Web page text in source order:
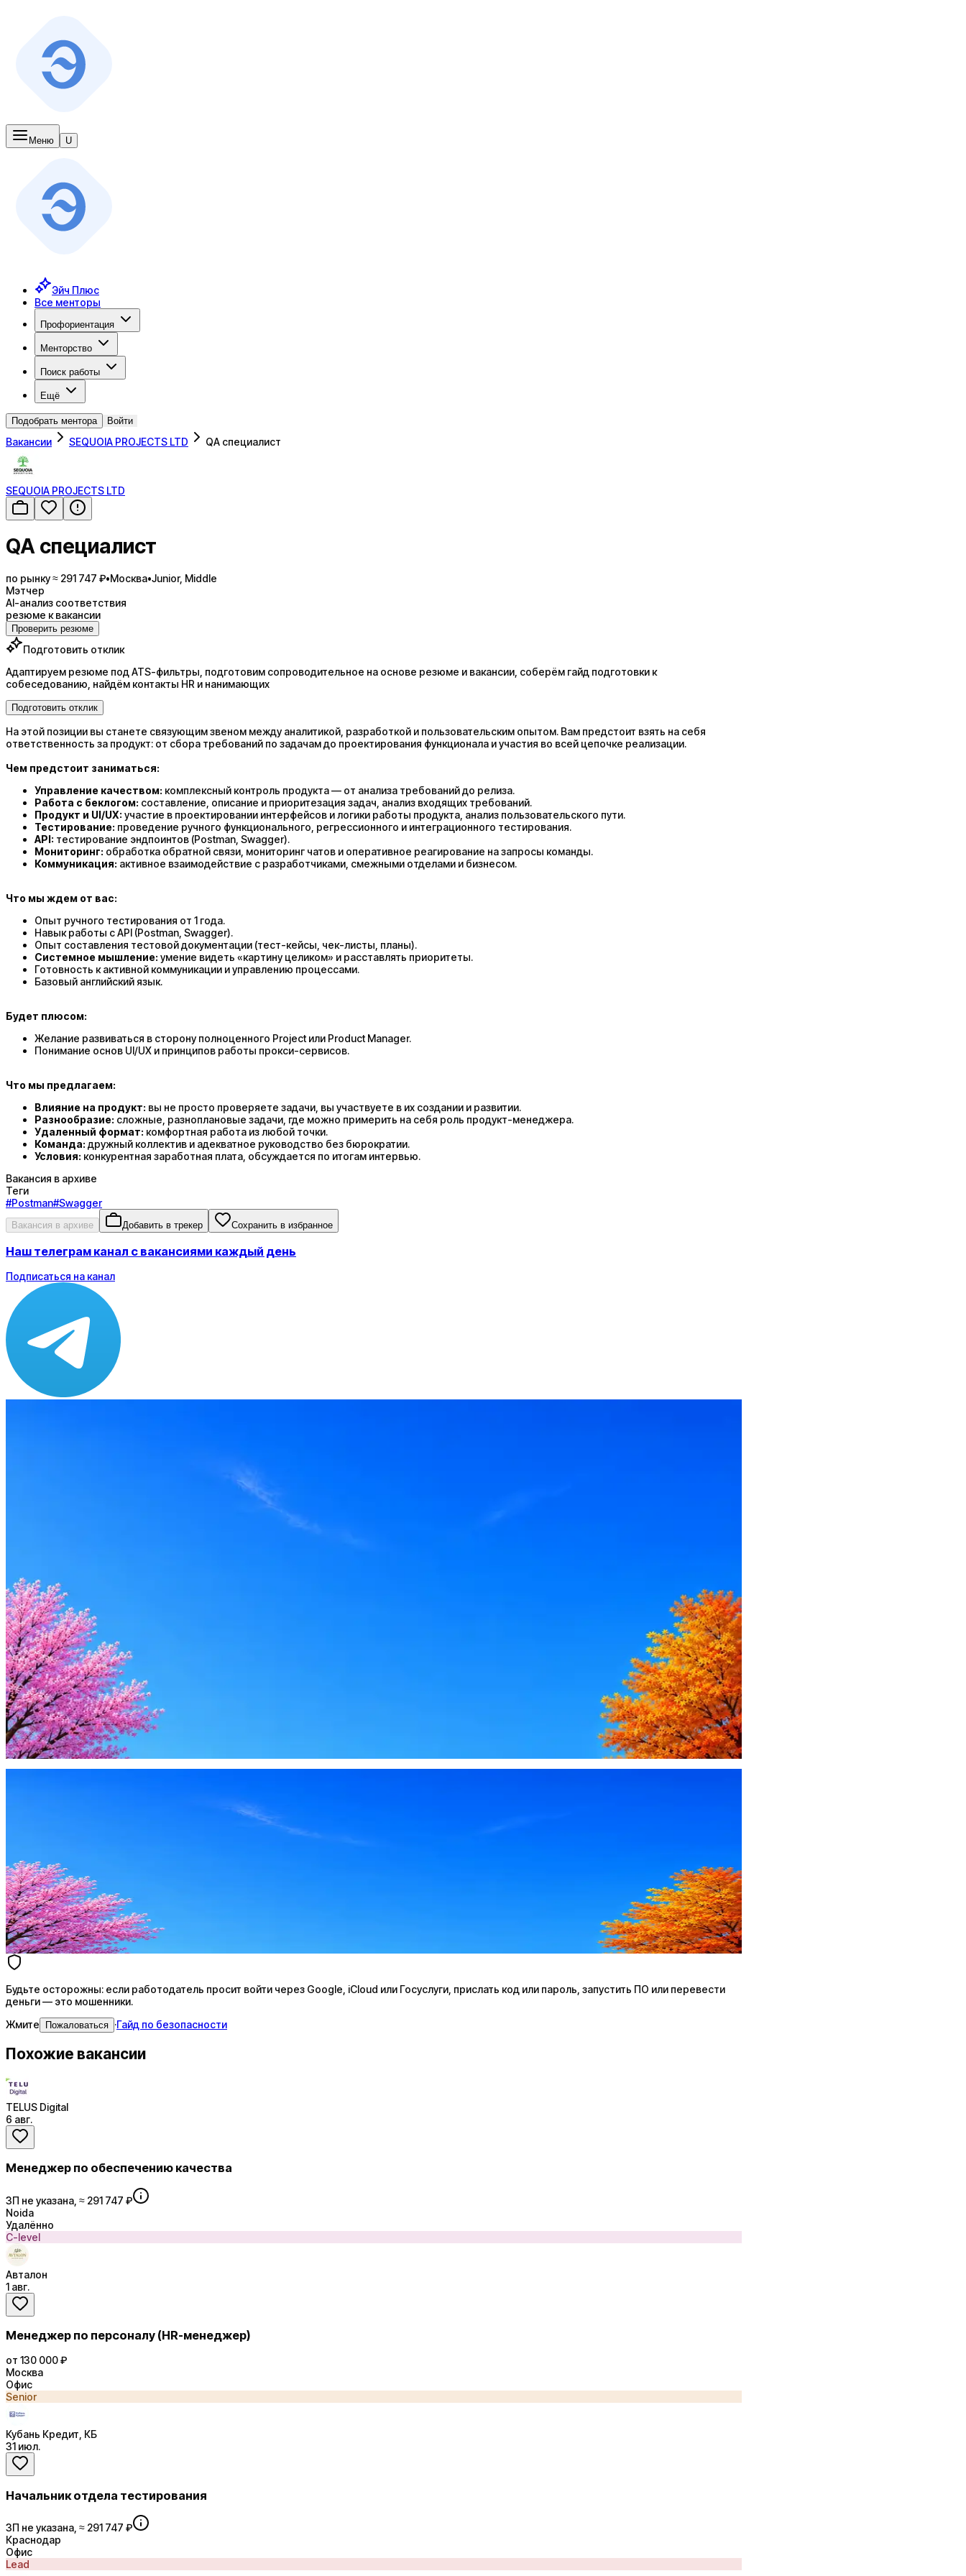
Меню U
Эйч Плюс
Все менторы
Профориентация
Менторство
Поиск работы
Ещё
Подобрать ментора Войти
Вакансии SEQUOIA PROJECTS LTD QA специалист
SEQUOIA PROJECTS LTD
QA специалист
по рынку ≈ 291 747 ₽•Москва•Junior, Middle
Мэтчер
AI-анализ соответствия
резюме к вакансии
Проверить резюме
Подготовить отклик
Адаптируем резюме под ATS-фильтры, подготовим сопроводительное на основе резюме и вакансии, соберём гайд подготовки к
собеседованию, найдём контакты HR и нанимающих
Подготовить отклик
На этой позиции вы станете связующим звеном между аналитикой, разработкой и пользовательским опытом. Вам предстоит взять на себя
ответственность за продукт: от сбора требований по задачам до проектирования функционала и участия во всей цепочке реализации.
Чем предстоит заниматься:
Управление качеством: комплексный контроль продукта — от анализа требований до релиза.
Работа с беклогом: составление, описание и приоритезация задач, анализ входящих требований.
Продукт и UI/UX: участие в проектировании интерфейсов и логики работы продукта, анализ пользовательского пути.
Тестирование: проведение ручного функционального, регрессионного и интеграционного тестирования.
API: тестирование эндпоинтов (Postman, Swagger).
Мониторинг: обработка обратной связи, мониторинг чатов и оперативное реагирование на запросы команды.
Коммуникация: активное взаимодействие с разработчиками, смежными отделами и бизнесом.
Что мы ждем от вас:
Опыт ручного тестирования от 1 года.
Навык работы с API (Postman, Swagger).
Опыт составления тестовой документации (тест-кейсы, чек-листы, планы).
Системное мышление: умение видеть «картину целиком» и расставлять приоритеты.
Готовность к активной коммуникации и управлению процессами.
Базовый английский язык.
Будет плюсом:
Желание развиваться в сторону полноценного Project или Product Manager.
Понимание основ UI/UX и принципов работы прокси-сервисов.
Что мы предлагаем:
Влияние на продукт: вы не просто проверяете задачи, вы участвуете в их создании и развитии.
Разнообразие: сложные, разноплановые задачи, где можно примерить на себя роль продукт-менеджера.
Удаленный формат: комфортная работа из любой точки.
Команда: дружный коллектив и адекватное руководство без бюрократии.
Условия: конкурентная заработная плата, обсуждается по итогам интервью.
Вакансия в архиве
Теги
#Postman#Swagger
Вакансия в архиве Добавить в трекер Сохранить в избранное
Наш телеграм канал с вакансиями каждый день
Подписаться на канал
AI генерация сопроводительных писем
4 990 ₽/мес
Купить доступ
Будьте осторожны: если работодатель просит войти через Google, iCloud или Госуслуги, прислать код или пароль, запустить ПО или перевести
деньги — это мошенники.
Жмите Пожаловаться ·Гайд по безопасности
Стратегия поиска с AI: рынки, позиции, вилка, каналы
AI-адаптация отклика под вакансию
AI генерация сопроводительных писем
4 990 ₽/мес
Купить доступ
Будьте осторожны: если работодатель просит войти через Google, iCloud или Госуслуги, прислать код или пароль, запустить ПО или перевести
деньги — это мошенники.
Жмите
Пожаловаться ·Гайд по безопасности
Похожие вакансии
TELUS Digital
6 авг.
Менеджер по обеспечению качества
ЗП не указана, ≈ 291 747 ₽
Noida
Удалённо
C-level
Авталон
1 авг.
Менеджер по персоналу (HR-менеджер)
от 130 000 ₽
Москва
Офис
Senior
Кубань Кредит, КБ
31 июл.
Начальник отдела тестирования
ЗП не указана, ≈ 291 747 ₽
Краснодар
Офис
Lead